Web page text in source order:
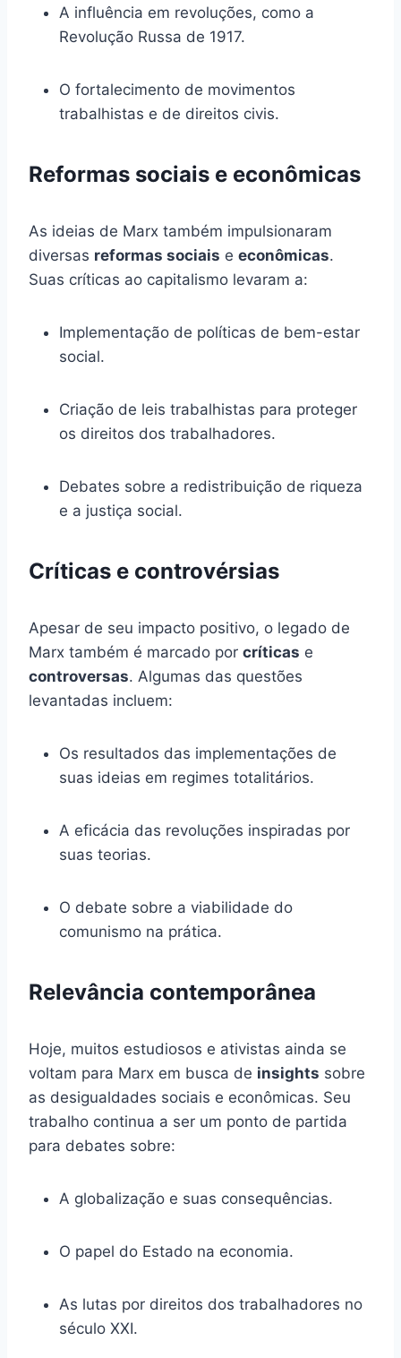
A influência em revoluções, como a
Revolução Russa de 1917.
O fortalecimento de movimentos
trabalhistas e de direitos civis.
Reformas sociais e econômicas
As ideias de Marx também impulsionaram
diversas reformas sociais e econômicas.
Suas críticas ao capitalismo levaram a:
Implementação de políticas de bem-estar
social.
Criação de leis trabalhistas para proteger
os direitos dos trabalhadores.
Debates sobre a redistribuição de riqueza
e a justiça social.
Críticas e controvérsias
Apesar de seu impacto positivo, o legado de
Marx também é marcado por críticas e
controversas. Algumas das questões
levantadas incluem:
Os resultados das implementações de
suas ideias em regimes totalitários.
A eficácia das revoluções inspiradas por
suas teorias.
O debate sobre a viabilidade do
comunismo na prática.
Relevância contemporânea
Hoje, muitos estudiosos e ativistas ainda se
voltam para Marx em busca de insights sobre
as desigualdades sociais e econômicas. Seu
trabalho continua a ser um ponto de partida
para debates sobre:
A globalização e suas consequências.
O papel do Estado na economia.
As lutas por direitos dos trabalhadores no
século XXI.